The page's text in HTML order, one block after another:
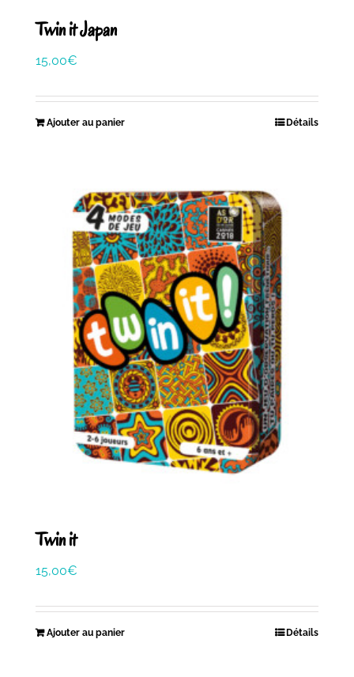
Twin it Japan
15,00€
Ajouter au panier Détails
Twin it
15,00€
Ajouter au panier Détails